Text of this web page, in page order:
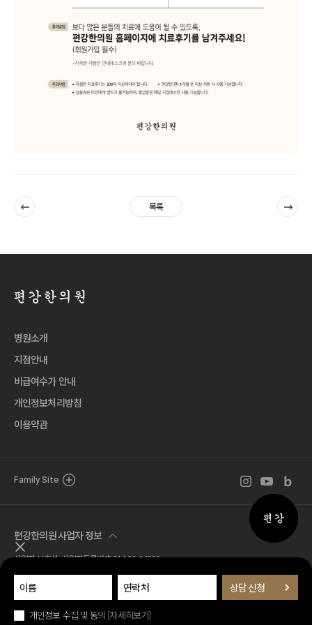
이전 목록 다음
퀵메뉴
퀵메뉴 닫기
개인정보 수집 및 동의 [자세히보기]
병원소개
지점안내
비급여수가 안내
개인정보처리방침
이용약관
Family Site 인스타그램 바로
유튜브 바로
블로그
편강한의원 사업자 정보
사업자 서호석 사업자등록번호 214-96-04326
Tel. 02.518.7777 Fax. 02.581.1570
주소 서울특별시 서초구 서운로 1길 21 (서초동, 편강한의원)